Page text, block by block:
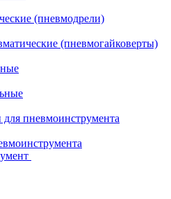
(пневмодрели)
(пневмогайковерты)
пневмоинструмента